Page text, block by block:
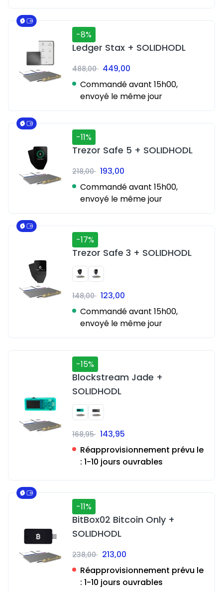
-8%
Ledger Stax + SOLIDHODL
488,00 449,00
Commandé avant 15h00,
envoyé le même jour
-11%
Trezor Safe 5 + SOLIDHODL
218,00 193,00
Commandé avant 15h00,
envoyé le même jour
-17%
Trezor Safe 3 + SOLIDHODL
148,00 123,00
Commandé avant 15h00,
envoyé le même jour
-15%
Blockstream Jade +
SOLIDHODL
168,95 143,95
Réapprovisionnement prévu le
: 1-10 jours ouvrables
-11%
BitBox02 Bitcoin Only +
SOLIDHODL
238,00 213,00
Réapprovisionnement prévu le
: 1-10 jours ouvrables